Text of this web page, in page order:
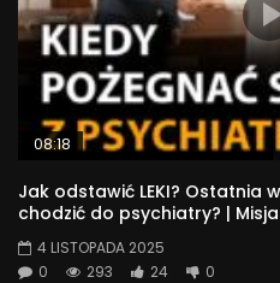
08:18
Jak odstawić LEKI? Ostatnia
chodzić do psychiatry? |
4 LISTOPADA 2025
0
293 24 0